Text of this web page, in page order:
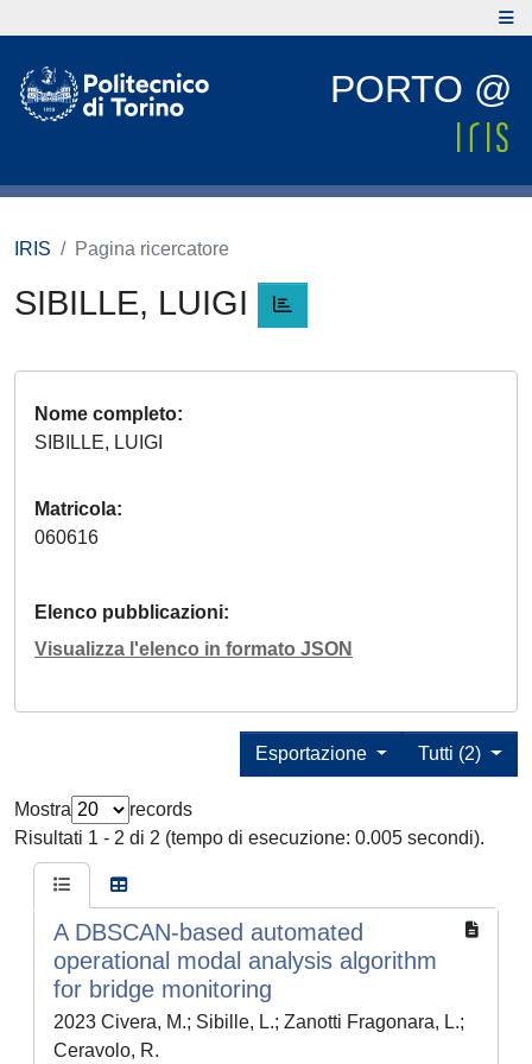
PORTO @
IRIS Pagina ricercatore
SIBILLE, LUIGI
Nome completo
SIBILLE, LUIGI
Matricola
060616
Elenco pubblicazioni
Visualizza l'elenco in formato JSON
Tutti (2)
Esportazione
Mostra
records
Risultati 1 - 2 di 2 (tempo di esecuzione: 0.005 secondi).
A DBSCAN-based automated
operational modal analysis algorithm
for bridge monitoring
2023 Civera, M.; Sibille, L.; Zanotti Fragonara, L.;
Ceravolo, R.